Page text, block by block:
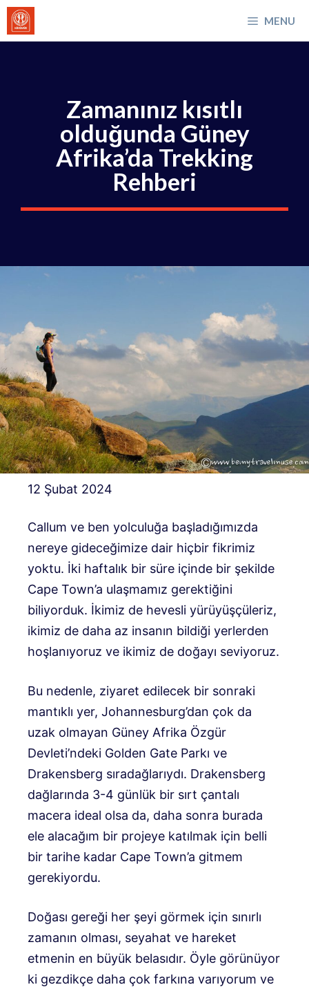
İçeriğe
atla
MENU
Zamanınız kısıtlı
olduğunda Güney
Afrika’da Trekking
Rehberi
12 Şubat 2024
Callum ve ben yolculuğa başladığımızda
nereye gideceğimize dair hiçbir fikrimiz
yoktu. İki haftalık bir süre içinde bir şekilde
Cape Town’a ulaşmamız gerektiğini
biliyorduk. İkimiz de hevesli yürüyüşçüleriz,
ikimiz de daha az insanın bildiği yerlerden
hoşlanıyoruz ve ikimiz de doğayı seviyoruz.
Bu nedenle, ziyaret edilecek bir sonraki
mantıklı yer, Johannesburg’dan çok da
uzak olmayan Güney Afrika Özgür
Devleti’ndeki Golden Gate Parkı ve
Drakensberg sıradağlarıydı. Drakensberg
dağlarında 3-4 günlük bir sırt çantalı
macera ideal olsa da, daha sonra burada
ele alacağım bir projeye katılmak için belli
bir tarihe kadar Cape Town’a gitmem
gerekiyordu.
Doğası gereği her şeyi görmek için sınırlı
zamanın olması, seyahat ve hareket
etmenin en büyük belasıdır. Öyle görünüyor
ki gezdikçe daha çok farkına varıyorum ve